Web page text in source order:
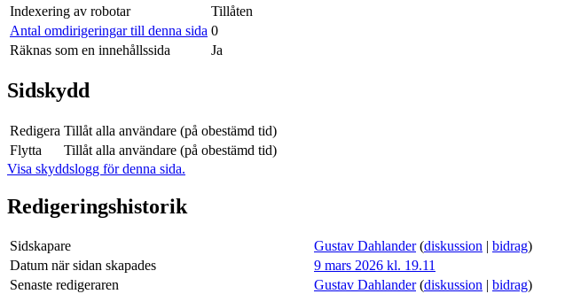
Indexering av robotar
Tillåten
Antal omdirigeringar till denna sida 0
Räknas som en innehållssida
Ja
Sidskydd
Redigera Tillåt alla användare (på obestämd tid)
Flytta
Tillåt alla användare (på obestämd tid)
Visa skyddslogg för denna sida.
Redigeringshistorik
Sidskapare Gustav Dahlander (diskussion | bidrag)
Datum när sidan skapades
9 mars 2026 kl. 19.11
Senaste redigeraren
Gustav Dahlander (diskussion | bidrag)